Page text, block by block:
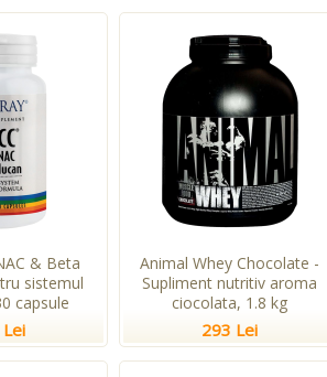
& Beta
sistemul
capsule
Animal Whey Chocolate -
Supliment nutritiv aroma
ciocolata, 1.8 kg
293 Lei